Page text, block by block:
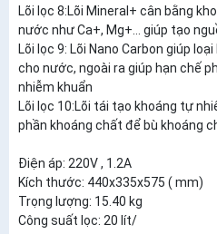
Lõi lọc 8:Lõi Mineral+ cân bằng
nước như Ca+, Mg+… giúp tạo
Lõi lọc 9: Lõi Nano Carbon giúp
cho nước, ngoài ra giúp hạn chế
nhiễm khuẩn
Lõi lọc 10:Lõi tái tạo khoáng tự
phần khoáng chất để bù khoáng
Điện áp: 220V , 1.2A
Kích thước: 440x335x575 ( mm)
Trọng lượng: 15.40 kg
Công suất lọc: 20 lít/